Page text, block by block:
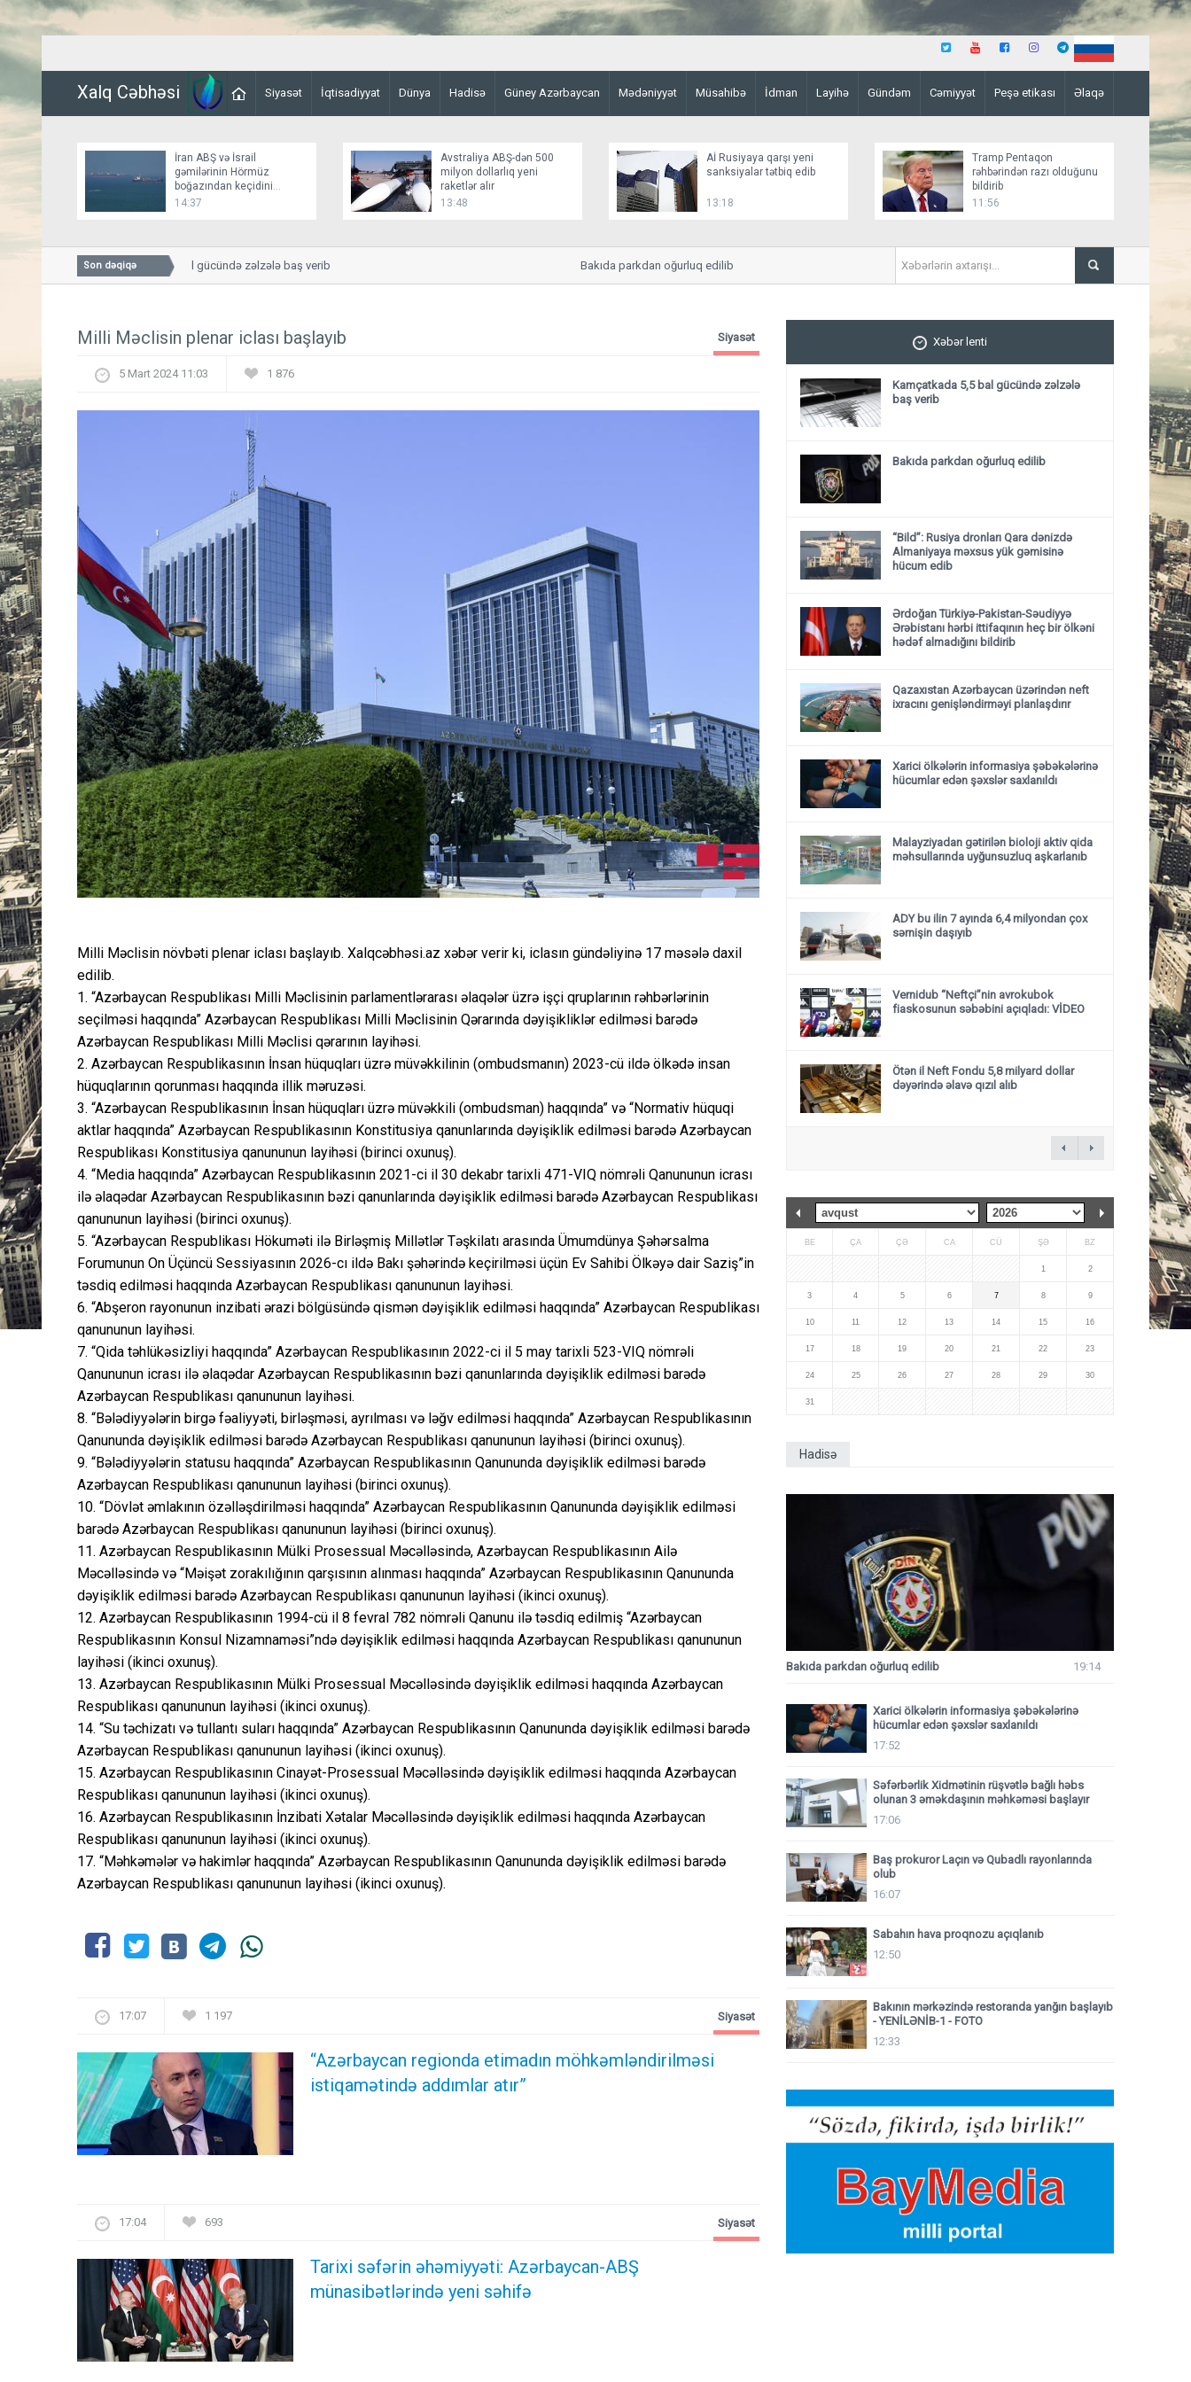
Xalq Cəbhəsi Siyasət İqtisadiyyat Dünya Hadisə Güney Azərbaycan Mədəniyyət Müsahibə İdman Layihə Gündəm Cəmiyyət Peşə etikası Əlaqə
İran ABŞ və İsrail
gəmilərinin Hörmüz
boğazından keçidini
bağlayır
14:37
Avstraliya ABŞ-dən 500
milyon dollarlıq yeni
raketlər alır
13:48
Aİ Rusiyaya qarşı yeni
sanksiyalar tətbiq edib
13:18
Tramp Pentaqon
rəhbərindən razı olduğunu
bildirib
11:56
Son dəqiqə
Kamçatkada 5,5 bal gücündə zəlzələ baş verib Bakıda parkdan oğurluq edilib “Bild”: Rusiya dronları
Milli Məclisin plenar iclası başlayıb Siyasət
5 Mart 2024 11:03 1 876
Milli Məclisin növbəti plenar iclası başlayıb. Xalqcəbhəsi.az xəbər verir ki, iclasın gündəliyinə 17 məsələ daxil
edilib.
1. “Azərbaycan Respublikası Milli Məclisinin parlamentlərarası əlaqələr üzrə işçi qruplarının rəhbərlərinin
seçilməsi haqqında” Azərbaycan Respublikası Milli Məclisinin Qərarında dəyişikliklər edilməsi barədə
Azərbaycan Respublikası Milli Məclisi qərarının layihəsi.
2. Azərbaycan Respublikasının İnsan hüquqları üzrə müvəkkilinin (ombudsmanın) 2023-cü ildə ölkədə insan
hüquqlarının qorunması haqqında illik məruzəsi.
3. “Azərbaycan Respublikasının İnsan hüquqları üzrə müvəkkili (ombudsman) haqqında” və “Normativ hüquqi
aktlar haqqında” Azərbaycan Respublikasının Konstitusiya qanunlarında dəyişiklik edilməsi barədə Azərbaycan
Respublikası Konstitusiya qanununun layihəsi (birinci oxunuş).
4. “Media haqqında” Azərbaycan Respublikasının 2021-ci il 30 dekabr tarixli 471-VIQ nömrəli Qanununun icrası
ilə əlaqədar Azərbaycan Respublikasının bəzi qanunlarında dəyişiklik edilməsi barədə Azərbaycan Respublikası
qanununun layihəsi (birinci oxunuş).
5. “Azərbaycan Respublikası Hökuməti ilə Birləşmiş Millətlər Təşkilatı arasında Ümumdünya Şəhərsalma
Forumunun On Üçüncü Sessiyasının 2026-cı ildə Bakı şəhərində keçirilməsi üçün Ev Sahibi Ölkəyə dair Saziş”in
təsdiq edilməsi haqqında Azərbaycan Respublikası qanununun layihəsi.
6. “Abşeron rayonunun inzibati ərazi bölgüsündə qismən dəyişiklik edilməsi haqqında” Azərbaycan Respublikası
qanununun layihəsi.
7. “Qida təhlükəsizliyi haqqında” Azərbaycan Respublikasının 2022-ci il 5 may tarixli 523-VIQ nömrəli
Qanununun icrası ilə əlaqədar Azərbaycan Respublikasının bəzi qanunlarında dəyişiklik edilməsi barədə
Azərbaycan Respublikası qanununun layihəsi.
8. “Bələdiyyələrin birgə fəaliyyəti, birləşməsi, ayrılması və ləğv edilməsi haqqında” Azərbaycan Respublikasının
Qanununda dəyişiklik edilməsi barədə Azərbaycan Respublikası qanununun layihəsi (birinci oxunuş).
9. “Bələdiyyələrin statusu haqqında” Azərbaycan Respublikasının Qanununda dəyişiklik edilməsi barədə
Azərbaycan Respublikası qanununun layihəsi (birinci oxunuş).
10. “Dövlət əmlakının özəlləşdirilməsi haqqında” Azərbaycan Respublikasının Qanununda dəyişiklik edilməsi
barədə Azərbaycan Respublikası qanununun layihəsi (birinci oxunuş).
11. Azərbaycan Respublikasının Mülki Prosessual Məcəlləsində, Azərbaycan Respublikasının Ailə
Məcəlləsində və “Məişət zorakılığının qarşısının alınması haqqında” Azərbaycan Respublikasının Qanununda
dəyişiklik edilməsi barədə Azərbaycan Respublikası qanununun layihəsi (ikinci oxunuş).
12. Azərbaycan Respublikasının 1994-cü il 8 fevral 782 nömrəli Qanunu ilə təsdiq edilmiş “Azərbaycan
Respublikasının Konsul Nizamnaməsi”ndə dəyişiklik edilməsi haqqında Azərbaycan Respublikası qanununun
layihəsi (ikinci oxunuş).
13. Azərbaycan Respublikasının Mülki Prosessual Məcəlləsində dəyişiklik edilməsi haqqında Azərbaycan
Respublikası qanununun layihəsi (ikinci oxunuş).
14. “Su təchizatı və tullantı suları haqqında” Azərbaycan Respublikasının Qanununda dəyişiklik edilməsi barədə
Azərbaycan Respublikası qanununun layihəsi (ikinci oxunuş).
15. Azərbaycan Respublikasının Cinayət-Prosessual Məcəlləsində dəyişiklik edilməsi haqqında Azərbaycan
Respublikası qanununun layihəsi (ikinci oxunuş).
16. Azərbaycan Respublikasının İnzibati Xətalar Məcəlləsində dəyişiklik edilməsi haqqında Azərbaycan
Respublikası qanununun layihəsi (ikinci oxunuş).
17. “Məhkəmələr və hakimlər haqqında” Azərbaycan Respublikasının Qanununda dəyişiklik edilməsi barədə
Azərbaycan Respublikası qanununun layihəsi (ikinci oxunuş).
17:07 1 197
“Azərbaycan regionda etimadın möhkəmləndirilməsi
istiqamətində addımlar atır”
Siyasət
17:04 693
Tarixi səfərin əhəmiyyəti: Azərbaycan-ABŞ
münasibətlərində yeni səhifə
Siyasət
Xəbər lenti
Kamçatkada 5,5 bal gücündə zəlzələ
baş verib
Bakıda parkdan oğurluq edilib
“Bild”: Rusiya dronları Qara dənizdə
Almaniyaya məxsus yük gəmisinə
hücum edib
Ərdoğan Türkiyə-Pakistan-Səudiyyə
Ərəbistanı hərbi ittifaqının heç bir ölkəni
hədəf almadığını bildirib
Qazaxıstan Azərbaycan üzərindən neft
ixracını genişləndirməyi planlaşdırır
Xarici ölkələrin informasiya şəbəkələrinə
hücumlar edən şəxslər saxlanıldı
Malayziyadan gətirilən bioloji aktiv qida
məhsullarında uyğunsuzluq aşkarlanıb
ADY bu ilin 7 ayında 6,4 milyondan çox
sərnişin daşıyıb
Vernidub “Neftçi”nin avrokubok
fiaskosunun səbəbini açıqladı: VİDEO
Ötən il Neft Fondu 5,8 milyard dollar
dəyərində əlavə qızıl alıb
BE ÇA ÇƏ CA CÜ ŞƏ BZ
1 2
3 4 5 6 7 8 9
10 11 12 13 14 15 16
17 18 19 20 21 22 23
24 25 26 27 28 29 30
31
Hadisə
Bakıda parkdan oğurluq edilib 19:14
Xarici ölkələrin informasiya şəbəkələrinə
hücumlar edən şəxslər saxlanıldı
17:52
Səfərbərlik Xidmətinin rüşvətlə bağlı həbs
olunan 3 əməkdaşının məhkəməsi başlayır
17:06
Baş prokuror Laçın və Qubadlı rayonlarında
olub
16:07
Sabahın hava proqnozu açıqlanıb
12:50
Bakının mərkəzində restoranda yanğın başlayıb
- YENİLƏNİB-1 - FOTO
12:33